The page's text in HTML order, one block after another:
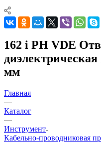
162 i PH VDE
мм
Главная
—
Каталог
—
Инструмент
Кабельно-проводниковая